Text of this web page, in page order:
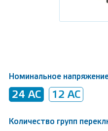
Номинальное
24 AC 12 AC
Количество групп